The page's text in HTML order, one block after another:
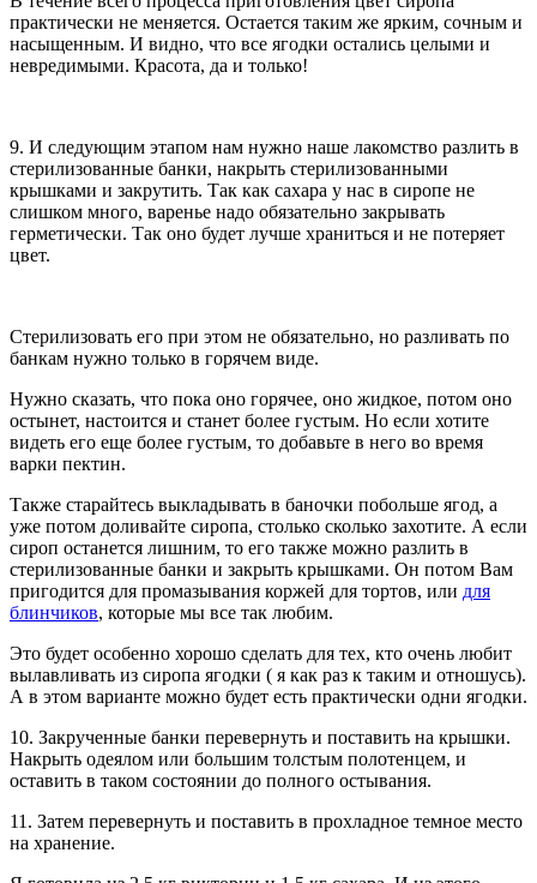
практически не меняется. Остается таким же ярким, сочным и
насыщенным. И видно, что все ягодки остались целыми и
невредимыми. Красота, да и только!
9. И следующим этапом нам нужно наше лакомство разлить в
стерилизованные банки, накрыть стерилизованными
крышками и закрутить. Так как сахара у нас в сиропе не
слишком много, варенье надо обязательно закрывать
герметически. Так оно будет лучше храниться и не потеряет
цвет.
Стерилизовать его при этом не обязательно, но разливать по
банкам нужно только в горячем виде.
Нужно сказать, что пока оно горячее, оно жидкое, потом оно
остынет, настоится и станет более густым. Но если хотите
видеть его еще более густым, то добавьте в него во время
варки пектин.
Также старайтесь выкладывать в баночки побольше ягод, а
уже потом доливайте сиропа, столько сколько захотите. А если
сироп останется лишним, то его также можно разлить в
стерилизованные банки и закрыть крышками. Он потом Вам
пригодится для промазывания коржей для тортов, или для
блинчиков, которые мы все так любим.
Это будет особенно хорошо сделать для тех, кто очень любит
вылавливать из сиропа ягодки ( я как раз к таким и отношусь).
А в этом варианте можно будет есть практически одни ягодки.
10. Закрученные банки перевернуть и поставить на крышки.
Накрыть одеялом или большим толстым полотенцем, и
оставить в таком состоянии до полного остывания.
11. Затем перевернуть и поставить в прохладное темное место
на хранение.